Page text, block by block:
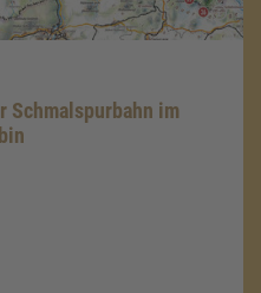
Schmalspurbahn im